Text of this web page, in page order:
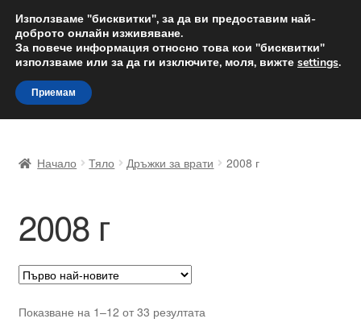
ДОСТАВКА от 12 лв.
Доставка по целия свят
Skip
to
navigation
Skip
to
content
Доставка по целия свят
Жалби
За нас
Начало Тяло Дръжки за врати 2008 г
2008 г
Показване на 1–12 от 33 резултатаSorted
Използваме "бисквитки", за да ви предоставим най-
доброто онлайн изживяване.
За повече информация относно това кои "бисквитки"
използваме или за да ги изключите, моля, вижте settings.
Приемам